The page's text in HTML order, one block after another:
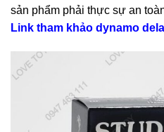
sản phẩm phải thực sự an
Link tham khảo dynamo